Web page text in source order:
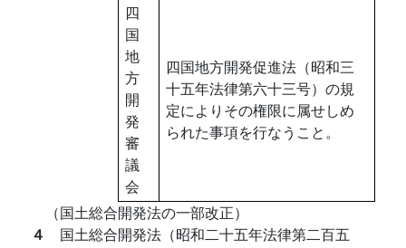
四
国
地
方
開
発
審
議
会
四国地方開発促進法（昭和三
十五年法律第六十三号）の規
定によりその権限に属せしめ
られた事項を行なうこと。
（国土総合開発法の一部改正）
４ 国土総合開発法（昭和二十五年法律第二百五